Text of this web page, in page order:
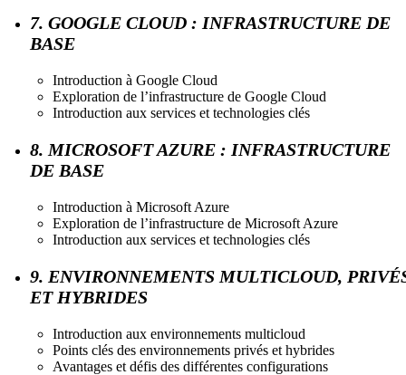
7. GOOGLE CLOUD : INFRASTRUCTURE DE
BASE
Introduction à Google Cloud
Exploration de l’infrastructure de Google Cloud
Introduction aux services et technologies clés
8. MICROSOFT AZURE : INFRASTRUCTURE
DE BASE
Introduction à Microsoft Azure
Exploration de l’infrastructure de Microsoft Azure
Introduction aux services et technologies clés
9. ENVIRONNEMENTS MULTICLOUD,
ET HYBRIDES
Introduction aux environnements multicloud
Points clés des environnements privés et hybrides
Avantages et défis des différentes configurations